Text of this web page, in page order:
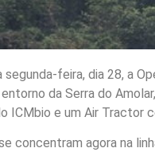
feira, dia 28, a
da Serra do
ICMbio e um Air Tractor
concentram agora na